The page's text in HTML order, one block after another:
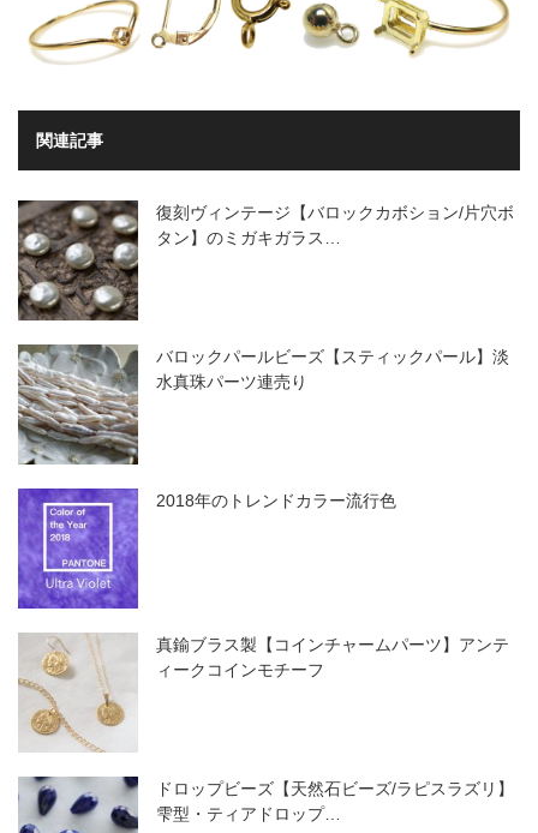
関連記事
復刻ヴィンテージ【バロックカボション/片穴ボ
タン】のミガキガラス…
バロックパールビーズ【スティックパール】淡
水真珠パーツ連売り
2018年のトレンドカラー流行色
真鍮ブラス製【コインチャームパーツ】アンテ
ィークコインモチーフ
ドロップビーズ【天然石ビーズ/ラピスラズリ】
雫型・ティアドロップ…